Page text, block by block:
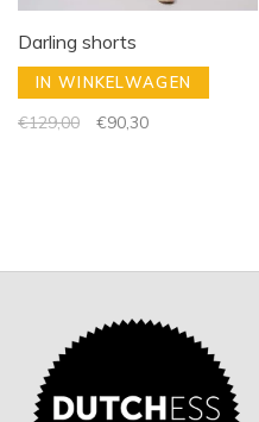
Darling shorts
IN WINKELWAGEN
€129,00 €90,30